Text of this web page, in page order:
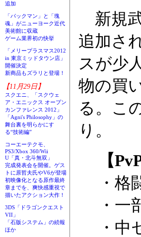
追加
「パックマン」と「塊
魂」がニューヨーク近代
美術館に収蔵
ゲーム業界初の快挙
「メリープラスマス2012
in 東京ミッドタウン店」
開催決定
新商品もズラリと登場！
【11月29日】
スクエニ、「スクウェ
ア・エニックス オープン
カンファレンス 2012」
「Agni's Philosophy」の
舞台裏を明らかにす
る“技術編”
コーエーテクモ、
PS3/Xbox 360/Wii
U「真・北斗無双」
完成発表会を開催。ゲス
トに原哲夫氏やV6が登場
初映像化となる原作最終
章までを、爽快感重視で
描いたアクション大作！
3DS「ドラゴンクエスト
VII」
「石版システム」の続報
ほか
新規
追加さ
スが少
物の買
る。こ
り。
【
・
・
・